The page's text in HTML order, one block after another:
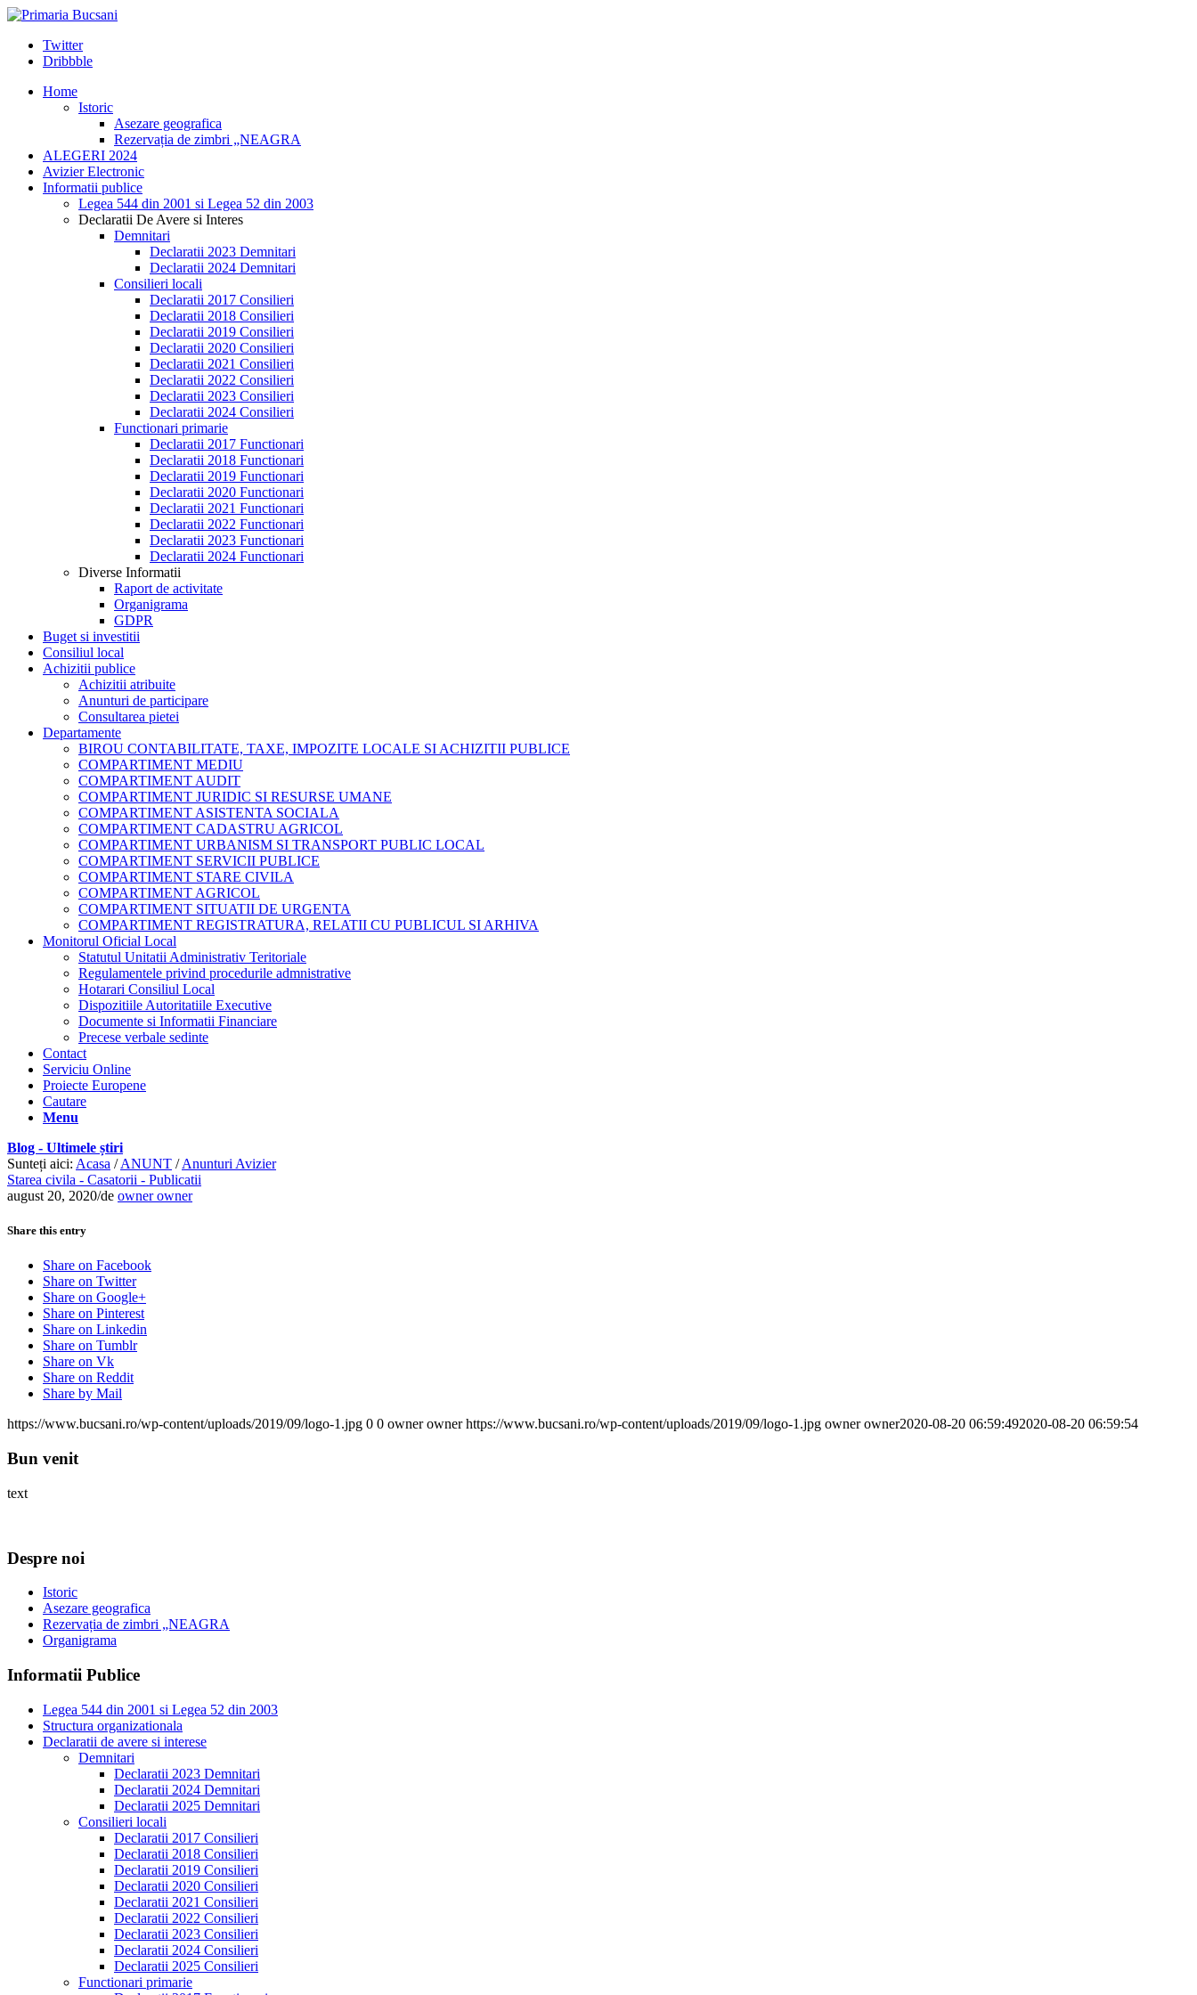
Twitter
Dribbble
Home
Istoric
Asezare geografica
Rezervația de zimbri „NEAGRA
ALEGERI 2024
Avizier Electronic
Informatii publice
Legea 544 din 2001 si Legea 52 din 2003
Declaratii De Avere si Interes
Demnitari
Declaratii 2023 Demnitari
Declaratii 2024 Demnitari
Consilieri locali
Declaratii 2017 Consilieri
Declaratii 2018 Consilieri
Declaratii 2019 Consilieri
Declaratii 2020 Consilieri
Declaratii 2021 Consilieri
Declaratii 2022 Consilieri
Declaratii 2023 Consilieri
Declaratii 2024 Consilieri
Functionari primarie
Declaratii 2017 Functionari
Declaratii 2018 Functionari
Declaratii 2019 Functionari
Declaratii 2020 Functionari
Declaratii 2021 Functionari
Declaratii 2022 Functionari
Declaratii 2023 Functionari
Declaratii 2024 Functionari
Diverse Informatii
Raport de activitate
Organigrama
GDPR
Buget si investitii
Consiliul local
Achizitii publice
Achizitii atribuite
Anunturi de participare
Consultarea pietei
Departamente
BIROU CONTABILITATE, TAXE, IMPOZITE LOCALE SI ACHIZITII PUBLICE
COMPARTIMENT MEDIU
COMPARTIMENT AUDIT
COMPARTIMENT JURIDIC SI RESURSE UMANE
COMPARTIMENT ASISTENTA SOCIALA
COMPARTIMENT CADASTRU AGRICOL
COMPARTIMENT URBANISM SI TRANSPORT PUBLIC LOCAL
COMPARTIMENT SERVICII PUBLICE
COMPARTIMENT STARE CIVILA
COMPARTIMENT AGRICOL
COMPARTIMENT SITUATII DE URGENTA
COMPARTIMENT REGISTRATURA, RELATII CU PUBLICUL SI ARHIVA
Monitorul Oficial Local
Statutul Unitatii Administrativ Teritoriale
Regulamentele privind procedurile admnistrative
Hotarari Consiliul Local
Dispozitiile Autoritatiile Executive
Documente si Informatii Financiare
Precese verbale sedinte
Contact
Serviciu Online
Proiecte Europene
Cautare
Menu
Blog - Ultimele știri
Sunteți aici: Acasa / ANUNT / Anunturi Avizier
Starea civila - Casatorii - Publicatii
august 20, 2020/de owner owner
Share this entry
Share on Facebook
Share on Twitter
Share on Google+
Share on Pinterest
Share on Linkedin
Share on Tumblr
Share on Vk
Share on Reddit
Share by Mail
https://www.bucsani.ro/wp-content/uploads/2019/09/logo-1.jpg 0 0 owner owner https://www.bucsani.ro/wp-content/uploads/2019/09/logo-1.jpg owner owner2020-08-20 06:59:492020-08-20 06:59:54
Bun venit
text
Despre noi
Istoric
Asezare geografica
Rezervația de zimbri „NEAGRA
Organigrama
Informatii Publice
Legea 544 din 2001 si Legea 52 din 2003
Structura organizationala
Declaratii de avere si interese
Demnitari
Declaratii 2023 Demnitari
Declaratii 2024 Demnitari
Declaratii 2025 Demnitari
Consilieri locali
Declaratii 2017 Consilieri
Declaratii 2018 Consilieri
Declaratii 2019 Consilieri
Declaratii 2020 Consilieri
Declaratii 2021 Consilieri
Declaratii 2022 Consilieri
Declaratii 2023 Consilieri
Declaratii 2024 Consilieri
Declaratii 2025 Consilieri
Functionari primarie